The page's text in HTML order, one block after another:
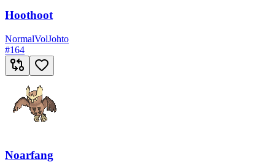
Hoothoot
NormalVolJohto
#164
Noarfang